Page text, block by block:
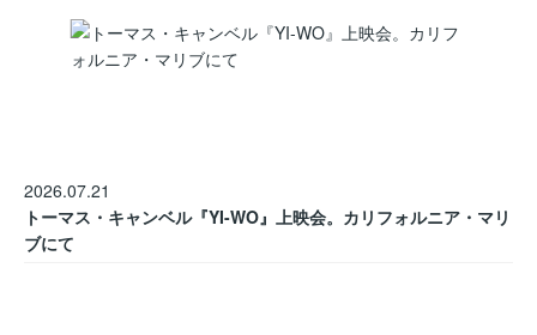
2026.07.21
トーマス・キャンベル『YI-WO』上映会。カリフォルニア・マリ
ブにて